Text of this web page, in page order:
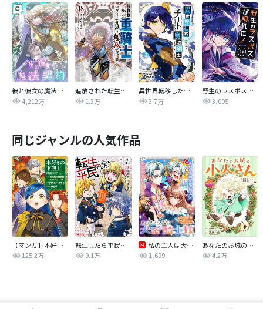
彼と彼女の魔法契約
4,212万
追放された転生重騎士はゲーム知識で無双する
1.3万
異世界転移したのでチートを生かして魔法剣士やることにする
3.7万
野生のラスボスが現れた！ 黒翼の覇王
3,005
同じジャンルの人気作品
【マンガ】本好きの下剋上 第四部
125.2万
転生したら平民でした。～生活水準に耐えられないので貴族を目指します～（コミック）
9.1万
私の主人は大きな犬系騎士様
1,699
あなたのお城の小人さん ～御飯下さい、働きますっ～（コミック）【分冊版】
4.2万